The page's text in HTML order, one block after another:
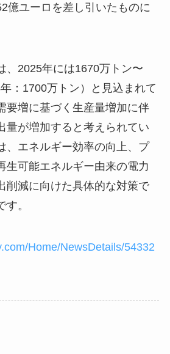
億ユーロを差し引いたものに
、2025年には1670万トン〜
：1700万トン）と見込まれて
要増に基づく生産量増加に伴
量が増加すると考えられてい
、エネルギー効率の向上、プ
生可能エネルギー由来の電力
削減に向けた具体的な対策で
。
Home/NewsDetails/54332